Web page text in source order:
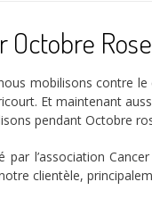
Rose
mobilisons contre le
Et maintenant
pendant Octobre
par l’association
clientèle,